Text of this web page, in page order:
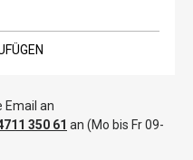
Email an
350 61 an (Mo bis Fr 09-